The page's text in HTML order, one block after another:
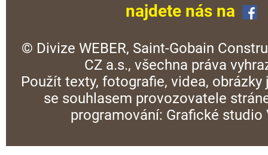
najdete nás na
© Divize WEBER, Saint-Gobain
CZ a.s., všechna práva
Použít texty, fotografie, videa, obrázky
se souhlasem provozovatele
programování: Grafické studio